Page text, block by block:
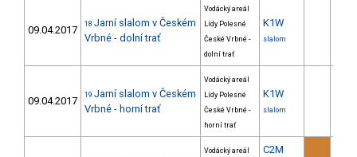
09.04.2017 18 Jarní slalom v Českém
Vrbné - dolní trať
Vodácký areál
Lídy Polesné
České Vrbné -
dolní trať
K1W
slalom
09.04.2017 19 Jarní slalom v Českém
Vrbné - horní trať
Vodácký areál
Lídy Polesné
České Vrbné -
horní trať
K1W
slalom
Vodácký areál
C2M